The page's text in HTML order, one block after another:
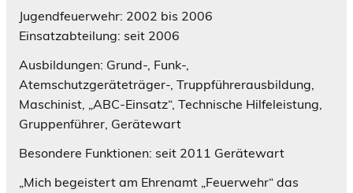
Jugendfeuerwehr: 2002 bis 2006
Einsatzabteilung: seit 2006
Ausbildungen: Grund-, Funk-,
Atemschutzgeräteträger-, Truppführerausbildung,
Maschinist, „ABC-Einsatz“, Technische Hilfeleistung,
Gruppenführer, Gerätewart
Besondere Funktionen: seit 2011 Gerätewart
„Mich begeistert am Ehrenamt „Feuerwehr“ das